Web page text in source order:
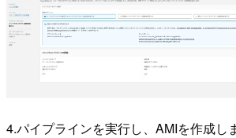
4.パイプラインを実行し、AMIを作成し